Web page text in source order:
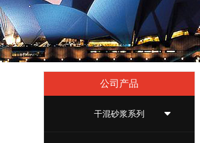
公司产品
干混砂浆系列